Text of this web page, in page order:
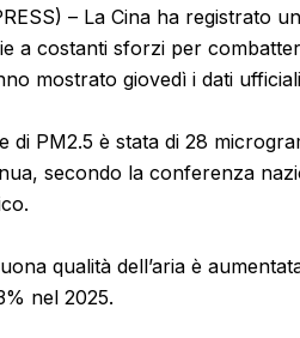
– La Cina ha registrato
a costanti sforzi per
mostrato giovedì i dati
di PM2.5 è stata di 28
secondo la conferenza
qualità dell’aria è
nel 2025.